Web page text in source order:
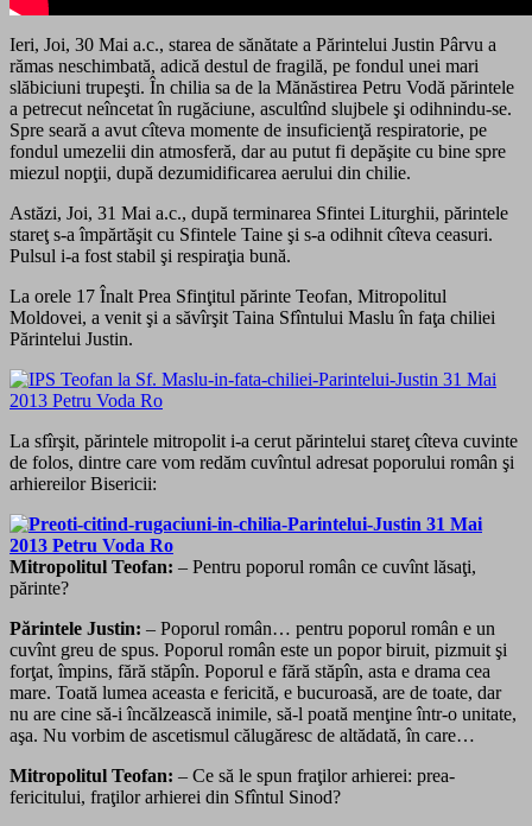
Ieri, Joi, 30 Mai a.c., starea de sănătate a Părintelui Justin Pârvu a
rămas neschimbată, adică destul de fragilă, pe fondul unei mari
slăbiciuni trupeşti. În chilia sa de la Mănăstirea Petru Vodă părintele
a petrecut neîncetat în rugăciune, ascultînd slujbele şi odihnindu-se.
Spre seară a avut cîteva momente de insuficienţă respiratorie, pe
fondul umezelii din atmosferă, dar au putut fi depăşite cu bine spre
miezul nopţii, după dezumidificarea aerului din chilie.
Astăzi, Joi, 31 Mai a.c., după terminarea Sfintei Liturghii, părintele
stareţ s-a împărtăşit cu Sfintele Taine şi s-a odihnit cîteva ceasuri.
Pulsul i-a fost stabil şi respiraţia bună.
La orele 17 Înalt Prea Sfinţitul părinte Teofan, Mitropolitul
Moldovei, a venit şi a săvîrşit Taina Sfîntului Maslu în faţa chiliei
Părintelui Justin.
La sfîrşit, părintele mitropolit i-a cerut părintelui stareţ cîteva cuvinte
de folos, dintre care vom redăm cuvîntul adresat poporului român şi
arhiereilor Bisericii:
Mitropolitul Teofan: – Pentru poporul român ce cuvînt lăsaţi,
părinte?
Părintele Justin: – Poporul român… pentru poporul român e un
cuvînt greu de spus. Poporul român este un popor biruit, pizmuit şi
forţat, împins, fără stăpîn. Poporul e fără stăpîn, asta e drama cea
mare. Toată lumea aceasta e fericită, e bucuroasă, are de toate, dar
nu are cine să-i încălzească inimile, să-l poată menţine într-o unitate,
aşa. Nu vorbim de ascetismul călugăresc de altădată, în care…
Mitropolitul Teofan: – Ce să le spun fraţilor arhierei: prea-
fericitului, fraţilor arhierei din Sfîntul Sinod?